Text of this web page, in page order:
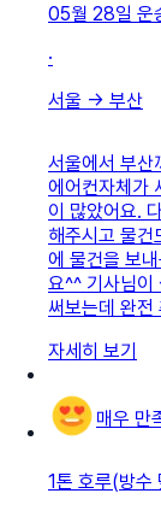
05월 28일 운
·
서울 → 부산
서울에서 부산
에어컨자체가
이 많았어요.
해주시고 물건
에 물건을 보
요^^ 기사님이
써보는데 완전
자세히 보기
매우 만
1톤 호루(방수